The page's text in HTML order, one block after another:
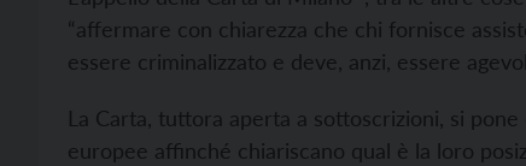
“affermare con chiarezza che chi fornisce
essere criminalizzato e deve, anzi, essere
La Carta, tuttora aperta a sottoscrizioni, si
europee affinché chiariscano qual è la loro